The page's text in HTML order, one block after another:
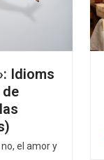
Idioms
el amor y